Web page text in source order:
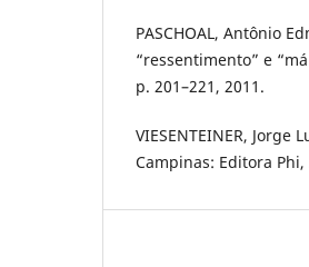
PASCHOAL, Antônio
“ressentimento” e
p. 201–221, 2011.
VIESENTEINER,
Campinas: Editora Phi,